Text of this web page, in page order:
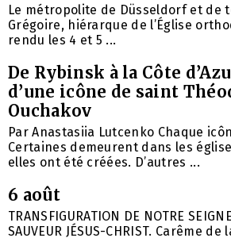
Le métropolite de Düsseldorf et de
Grégoire, hiérarque de l’Église
rendu les 4 et 5 ...
De Rybinsk à la Côte
d’une icône de saint
Ouchakov
Par Anastasiia Lutcenko Chaque
Certaines demeurent dans les
elles ont été créées. D’autres ...
6 août
TRANSFIGURATION DE NOTRE
SAUVEUR JÉSUS-CHRIST. Carême